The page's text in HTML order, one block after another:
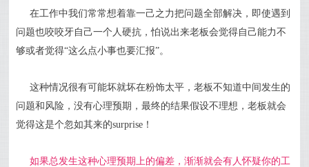
在工作中我们常常想着靠一己之力把问题全部解决，即使遇到
问题也咬咬牙自己一个人硬抗，怕说出来老板会觉得自己能力不
够或者觉得“这么点小事也要汇报”。
这种情况很有可能坏就坏在粉饰太平，老板不知道中间发生的
问题和风险，没有心理预期，最终的结果假设不理想，老板就会
觉得这是个忽如其来的surprise！
如果总发生这种心理预期上的偏差，渐渐就会有人怀疑你的工